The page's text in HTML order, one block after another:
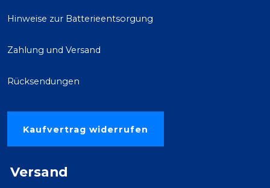
Hinweise zur Batterieentsorgung
Zahlung und Versand
Rücksendungen
Kaufvertrag widerrufen
Versand